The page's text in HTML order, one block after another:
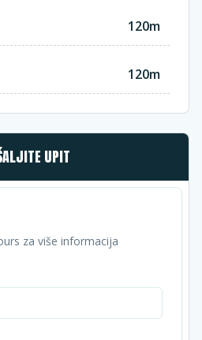
120m
120m
UPIT
za više informacija